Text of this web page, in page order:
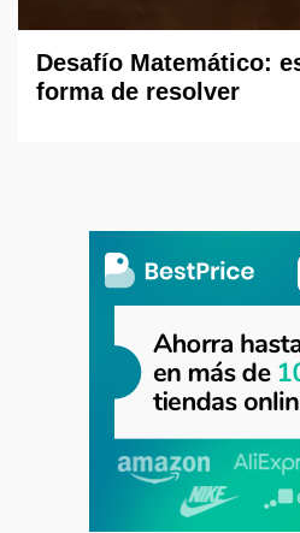
Desafío Matemático:
forma de resolver